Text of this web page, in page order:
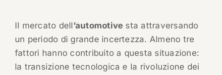
Il mercato dell’automotive sta attraversando
un periodo di grande incertezza. Almeno tre
fattori hanno contribuito a questa situazione:
la transizione tecnologica e la rivoluzione dei